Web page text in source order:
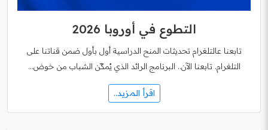
التطوع في أوروبا 2026
تابعنا عالتلغرام تحديثات المنح الدراسية أول بأول ضمن قناتنا على
التلغرام. تابعنا الآن.. البرنامج الرائد الذي يُمكّن الشباب من خوض…
اقرأ المزيد..